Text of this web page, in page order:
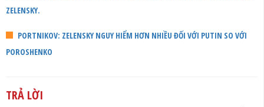
ZELENSKY.
PORTNIKOV: ZELENSKY NGUY HIỂM HƠN NHIỀU ĐỐI VỚI PUTIN SO VỚI
POROSHENKO
TRẢ LỜI